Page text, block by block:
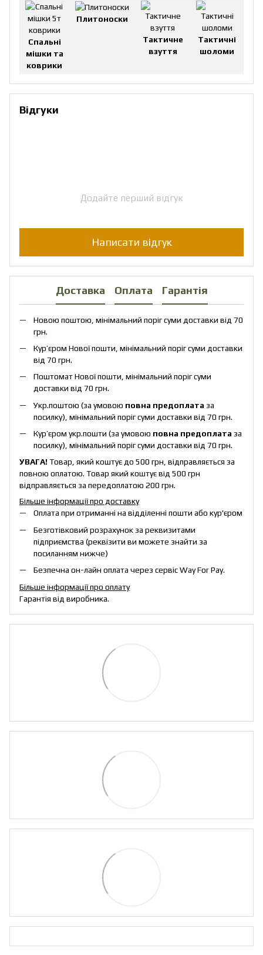
Спальні
мішки та
коврики
Плитоноски
Тактичне
взуття
Тактичні
шоломи
Відгуки
Додайте перший відгук
Написати відгук
Доставка Оплата Гарантія
Новою поштою, мінімальний поріг суми доставки від 70
грн.
Кур’єром Нової пошти, мінімальний поріг суми доставки
від 70 грн.
Поштомат Нової пошти, мінімальний поріг суми
доставки від 70 грн.
Укр.поштою (за умовою повна предоплата за
посилку), мінімальний поріг суми доставки від 70 грн.
Кур’єром укр.пошти (за умовою повна предоплата за
посилку), мінімальний поріг суми доставки від 70 грн.
УВАГА!Товар, який коштує до 500 грн, відправляється за
повною оплатою. Товар який коштує від 500 грн
відправляється за передоплатою 200 грн.
Більше інформації про доставку
Оплата при отриманні на відділенні пошти або кур'єром
Безготівковий розрахунок за реквизитами
підприємства (реквізити ви можете знайти за
посиланням нижче)
Безпечна он-лайн оплата через сервіс Way For Pay.
Більше інформації про оплату
Гарантія від виробника.